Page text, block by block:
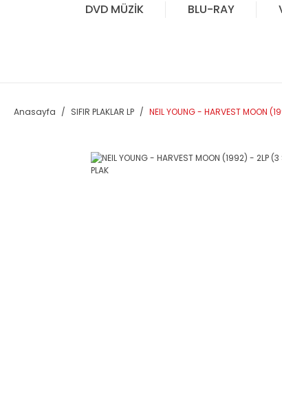
DVD MÜZİK BLU-RAY
Anasayfa SIFIR PLAKLAR LP NEIL YOUNG - HARVEST MOON